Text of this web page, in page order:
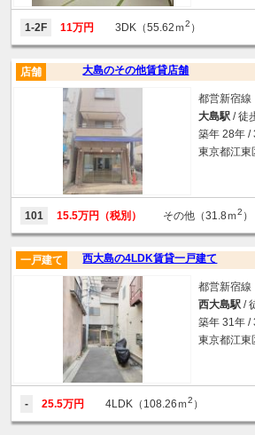
1-2F 11万円 3DK（55.62ｍ2 ）
大島のその他賃貸店舗
店舗
都営新宿線
大島駅 / 徒
築年 28年 /
東京都江東
101 15.5万円（税別） その他（31.8ｍ2 ）
西大島の4LDK賃貸一戸建て
一戸建て
都営新宿線
西大島駅 /
築年 31年 /
東京都江東
- 25.5万円 4LDK（108.26ｍ2 ）